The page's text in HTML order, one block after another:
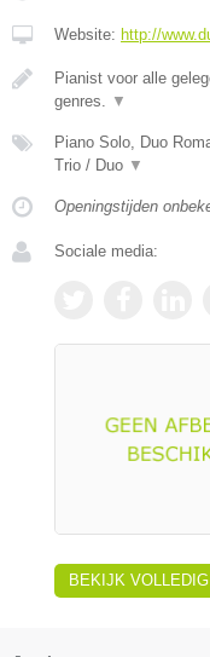
Website: http://
Pianist voor alle
genres.
▼
Piano Solo, Duo
Trio / Duo ▼
Openingstijden
Sociale media:
BEKIJK